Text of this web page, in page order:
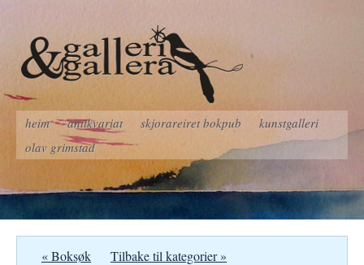
heim antikvariat skjorareiret bokpub
kunstgalleri
olav grimstad
« Boksøk Tilbake til kategorier »